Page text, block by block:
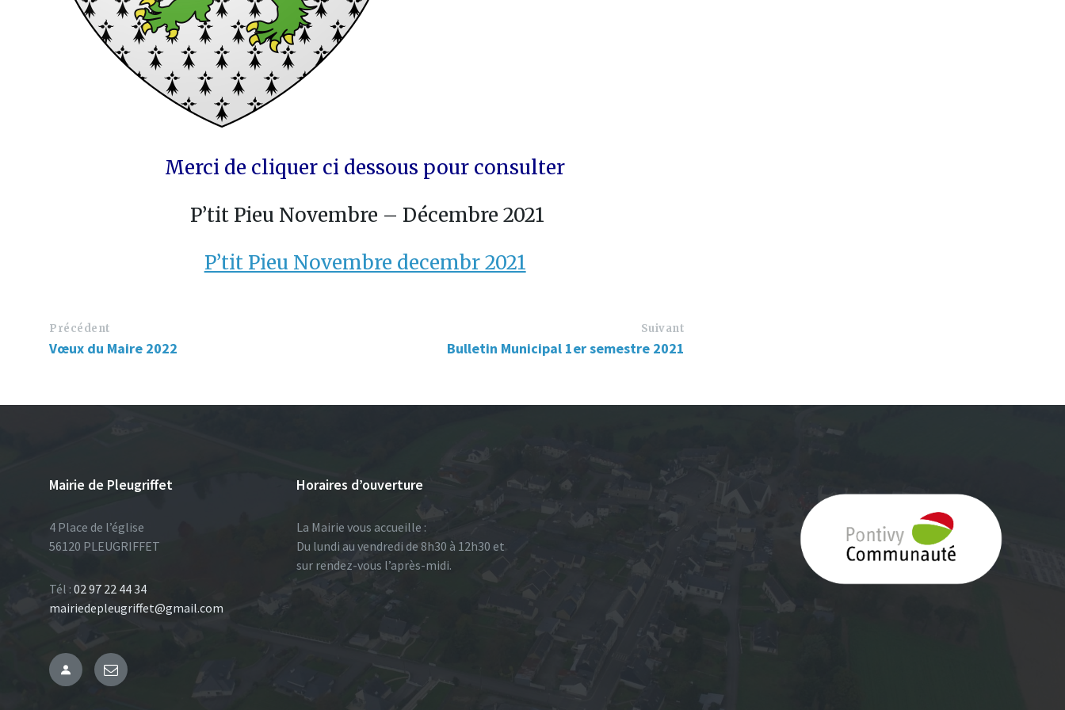
Merci de cliquer ci dessous pour consulter
P’tit Pieu Novembre – Décembre 2021
P’tit Pieu Novembre decembr 2021
Précédent
Vœux du Maire 2022
Suivant
Bulletin Municipal 1er semestre 2021
Mairie de Pleugriffet
4 Place de l’église
56120 PLEUGRIFFET
Tél : 02 97 22 44 34
mairiedepleugriffet@gmail.com
Horaires d’ouverture
La Mairie vous accueille :
Du lundi au vendredi de 8h30 à 12h30 et
sur rendez-vous l’après-midi.
Administration
Email